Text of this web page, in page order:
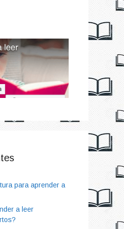
para aprender a
a leer